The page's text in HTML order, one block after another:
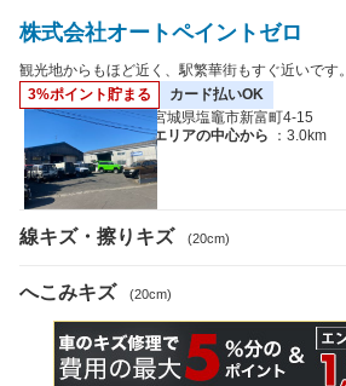
詳細
クレジットカード払いOK
代車あり
日曜営業
夜間受付（19時以降受付）
引き取り納車
輸入車対応
株式会社オートペイントゼロ
観光地からもほど近く、駅繁華街もすぐ近いです。
3%ポイント貯まる
カード払いOK
宮城県塩竈市新富町4-15
エリアの中心から
：3.0km
線キズ・擦りキズ (20cm)
へこみキズ (20cm)